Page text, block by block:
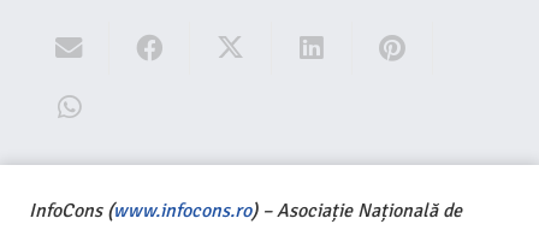
InfoCons (www.infocons.ro) – Asociație Națională de